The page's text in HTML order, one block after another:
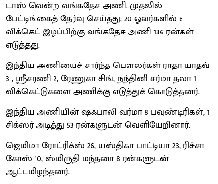
டாஸ் வென்ற வங்கதேச அணி, முதலில்
பேட்டிங்கைத் தேர்வு செய்தது. 20 ஓவர்களில் 8
விக்கெட் இழப்பிற்கு வங்கதேச அணி 136 ரன்கள்
எடுத்தது.
இந்திய அணியைச் சார்ந்த பெளலர்கள் ராதா யாதவ்
3 , ஸ்ரீசரணி 2, ரேணுகா சிங், நந்தினி சர்மா தலா 1
விக்கெட்டுகளை அணிக்கு எடுத்துக் கொடுத்தனர்.
இந்திய அணியின் ஷஃபாலி வர்மா 8 பவுண்டிரிகள், 1
சிக்ஸர் அடித்து 53 ரன்களுடன் வெளியேறினார்.
ஜெமிமா ரோட்ரிக்ஸ் 26, யஸ்திகா பாட்டியா 23, ரிச்சா
கோஸ் 10, ஸ்மிருதி மந்தனா 8 ரன்களுடன்
ஆட்டமிழந்தனர்.